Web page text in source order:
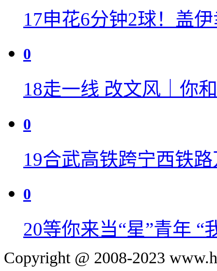
17申花6分钟2球！盖
0
18走一线 改文风｜你
0
19合武高铁跨宁西铁
0
20等你来当“星”青年 “
Copyright @ 2008-2023